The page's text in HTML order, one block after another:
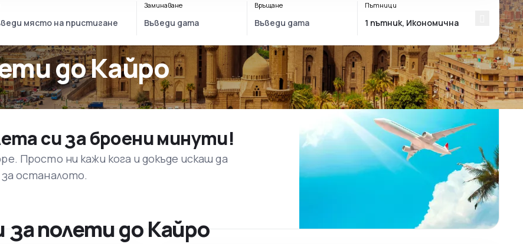
до Кайро
Заминаване Връщане Пътници
си за броени минути!
Просто ни кажи кога и докъде искаш да
останалото.
полети до Кайро